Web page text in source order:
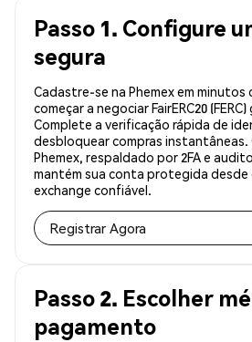
Passo 1. Configure
segura
Cadastre-se na Phemex em minutos
começar a negociar FairERC20
Complete a verificação rápida de
desbloquear compras
Phemex, respaldado por 2FA e
mantém sua conta protegida
exchange confiável.
Registrar Agora
Passo 2. Escolher
pagamento